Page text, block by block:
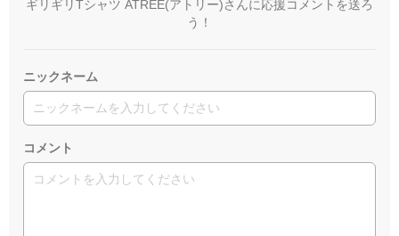
ギリギリTシャツ ATREE(アトリー)さんに応援コメントを送ろ
う！
ニックネーム
コメント